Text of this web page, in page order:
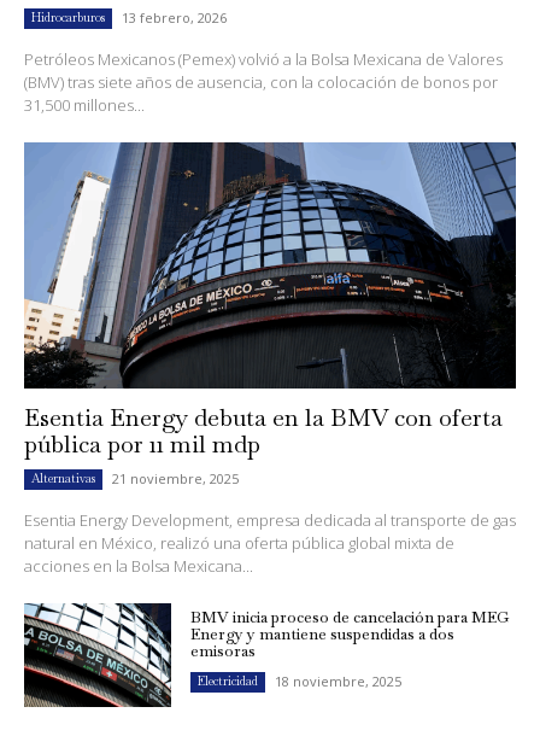
Hidrocarburos 13 febrero, 2026
Petróleos Mexicanos (Pemex) volvió a la Bolsa Mexicana de Valores
(BMV) tras siete años de ausencia, con la colocación de bonos por
31,500 millones...
Esentia Energy debuta en la BMV con oferta
pública por 11 mil mdp
Alternativas 21 noviembre, 2025
Esentia Energy Development, empresa dedicada al transporte de gas
natural en México, realizó una oferta pública global mixta de
acciones en la Bolsa Mexicana...
BMV inicia proceso de cancelación para MEG
Energy y mantiene suspendidas a dos
emisoras
Electricidad 18 noviembre, 2025